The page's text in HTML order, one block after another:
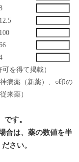
12.5
100
を得て掲載）
病薬（新薬）、○印の
来薬）
す。
合は、薬の数値を半
さい。